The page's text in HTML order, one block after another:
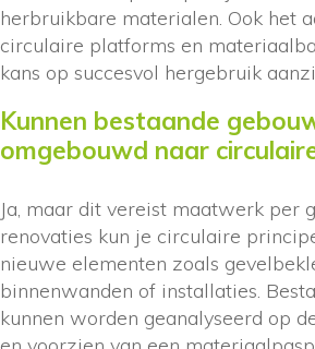
herbruikbare materialen. Ook het
circulaire platforms en
kans op succesvol hergebruik
Kunnen bestaande
omgebouwd naar
Ja, maar dit vereist maatwerk per
renovaties kun je circulaire
nieuwe elementen zoals
binnenwanden of installaties.
kunnen worden geanalyseerd op